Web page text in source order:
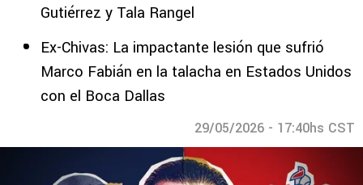
Gutiérrez y Tala Rangel
Ex-Chivas: La impactante lesión que sufrió
Marco Fabián en la talacha en Estados Unidos
con el Boca Dallas
29/05/2026 - 17:40hs CST